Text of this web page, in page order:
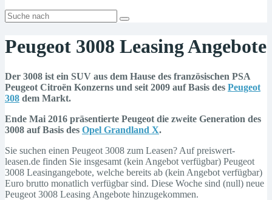
Peugeot 3008 Leasing Angebote
Der 3008 ist ein SUV aus dem Hause des französischen PSA
Peugeot Citroën Konzerns und seit 2009 auf Basis des Peugeot
308 dem Markt.
Ende Mai 2016 präsentierte Peugeot die zweite Generation des
3008 auf Basis des Opel Grandland X.
Sie suchen einen Peugeot 3008 zum Leasen? Auf preiswert-
leasen.de finden Sie insgesamt (kein Angebot verfügbar) Peugeot
3008 Leasingangebote, welche bereits ab (kein Angebot verfügbar)
Euro brutto monatlich verfügbar sind. Diese Woche sind (null) neue
Peugeot 3008 Leasing Angebote hinzugekommen.